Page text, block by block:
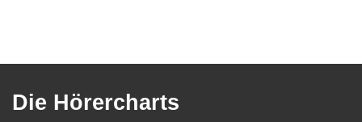
Die Hörercharts